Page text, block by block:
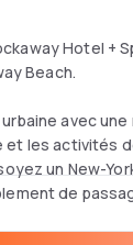
Hotel +
Beach.
avec
et les activités
un New-
de